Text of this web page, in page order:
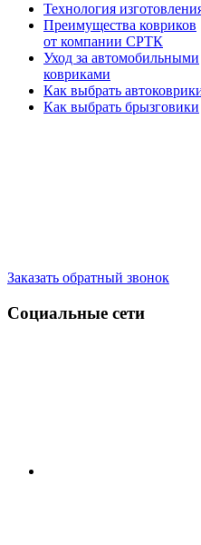
Технология
Преимущества ковриков
от компании СРТК
Уход за автомобильными
ковриками
Как выбрать
Как выбрать брызговики
Заказать обратный звонок
Социальные сети